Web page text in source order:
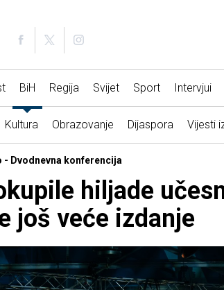
BiH Regija Svijet Sport Intervjui
Kultura Obrazovanje Dijaspora Vijesti
- Dvodnevna konferencija
hiljade
još veće izdanje